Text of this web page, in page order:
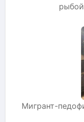
Мигрант-